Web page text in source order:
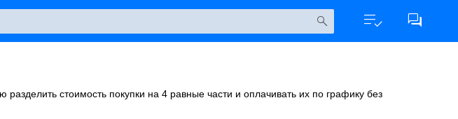
стоимость покупки на 4 равные части и оплачивать их по графику без